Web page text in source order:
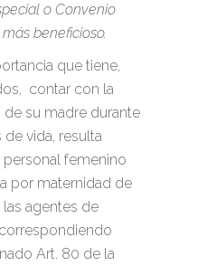
o Convenio
beneficioso.
que tiene,
contar con la
su madre durante
vida, resulta
femenino
por maternidad de
las agentes de
Art. 80 de la